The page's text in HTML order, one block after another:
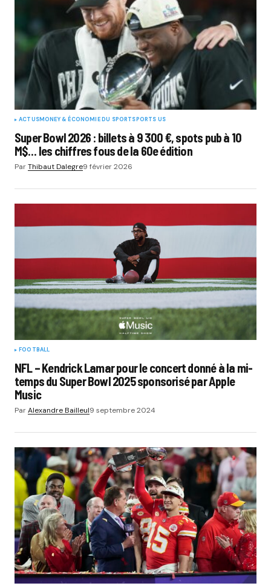
ACTUSMONEY & ÉCONOMIE DU SPORTSPORTS US
Super Bowl 2026 : billets à 9 300 €, spots pub à 10
M$… les chiffres fous de la 60e édition
ParThibaut Dalegre9 février 2026
FOOTBALL
NFL – Kendrick Lamar pour le concert donné à la mi-
temps du Super Bowl 2025 sponsorisé par Apple
Music
ParAlexandre Bailleul9 septembre 2024